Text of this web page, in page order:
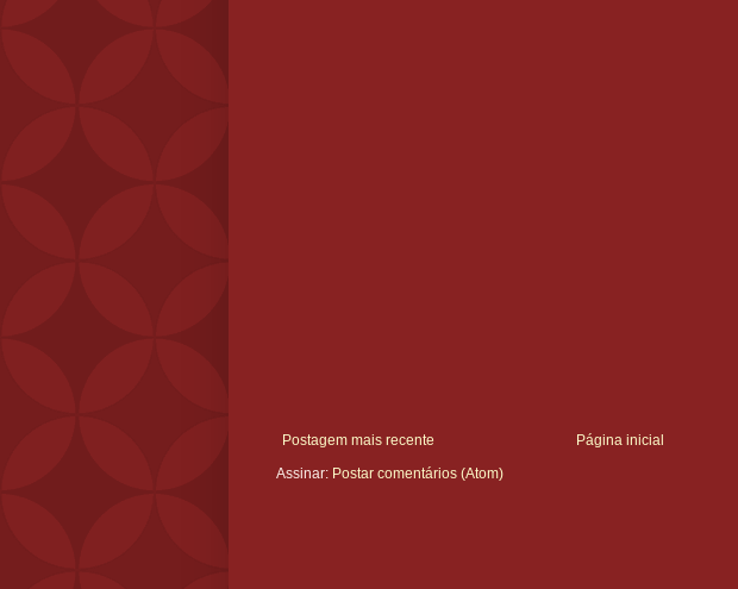
Postagem mais recente
Página inicial
Assinar: Postar comentários (Atom)